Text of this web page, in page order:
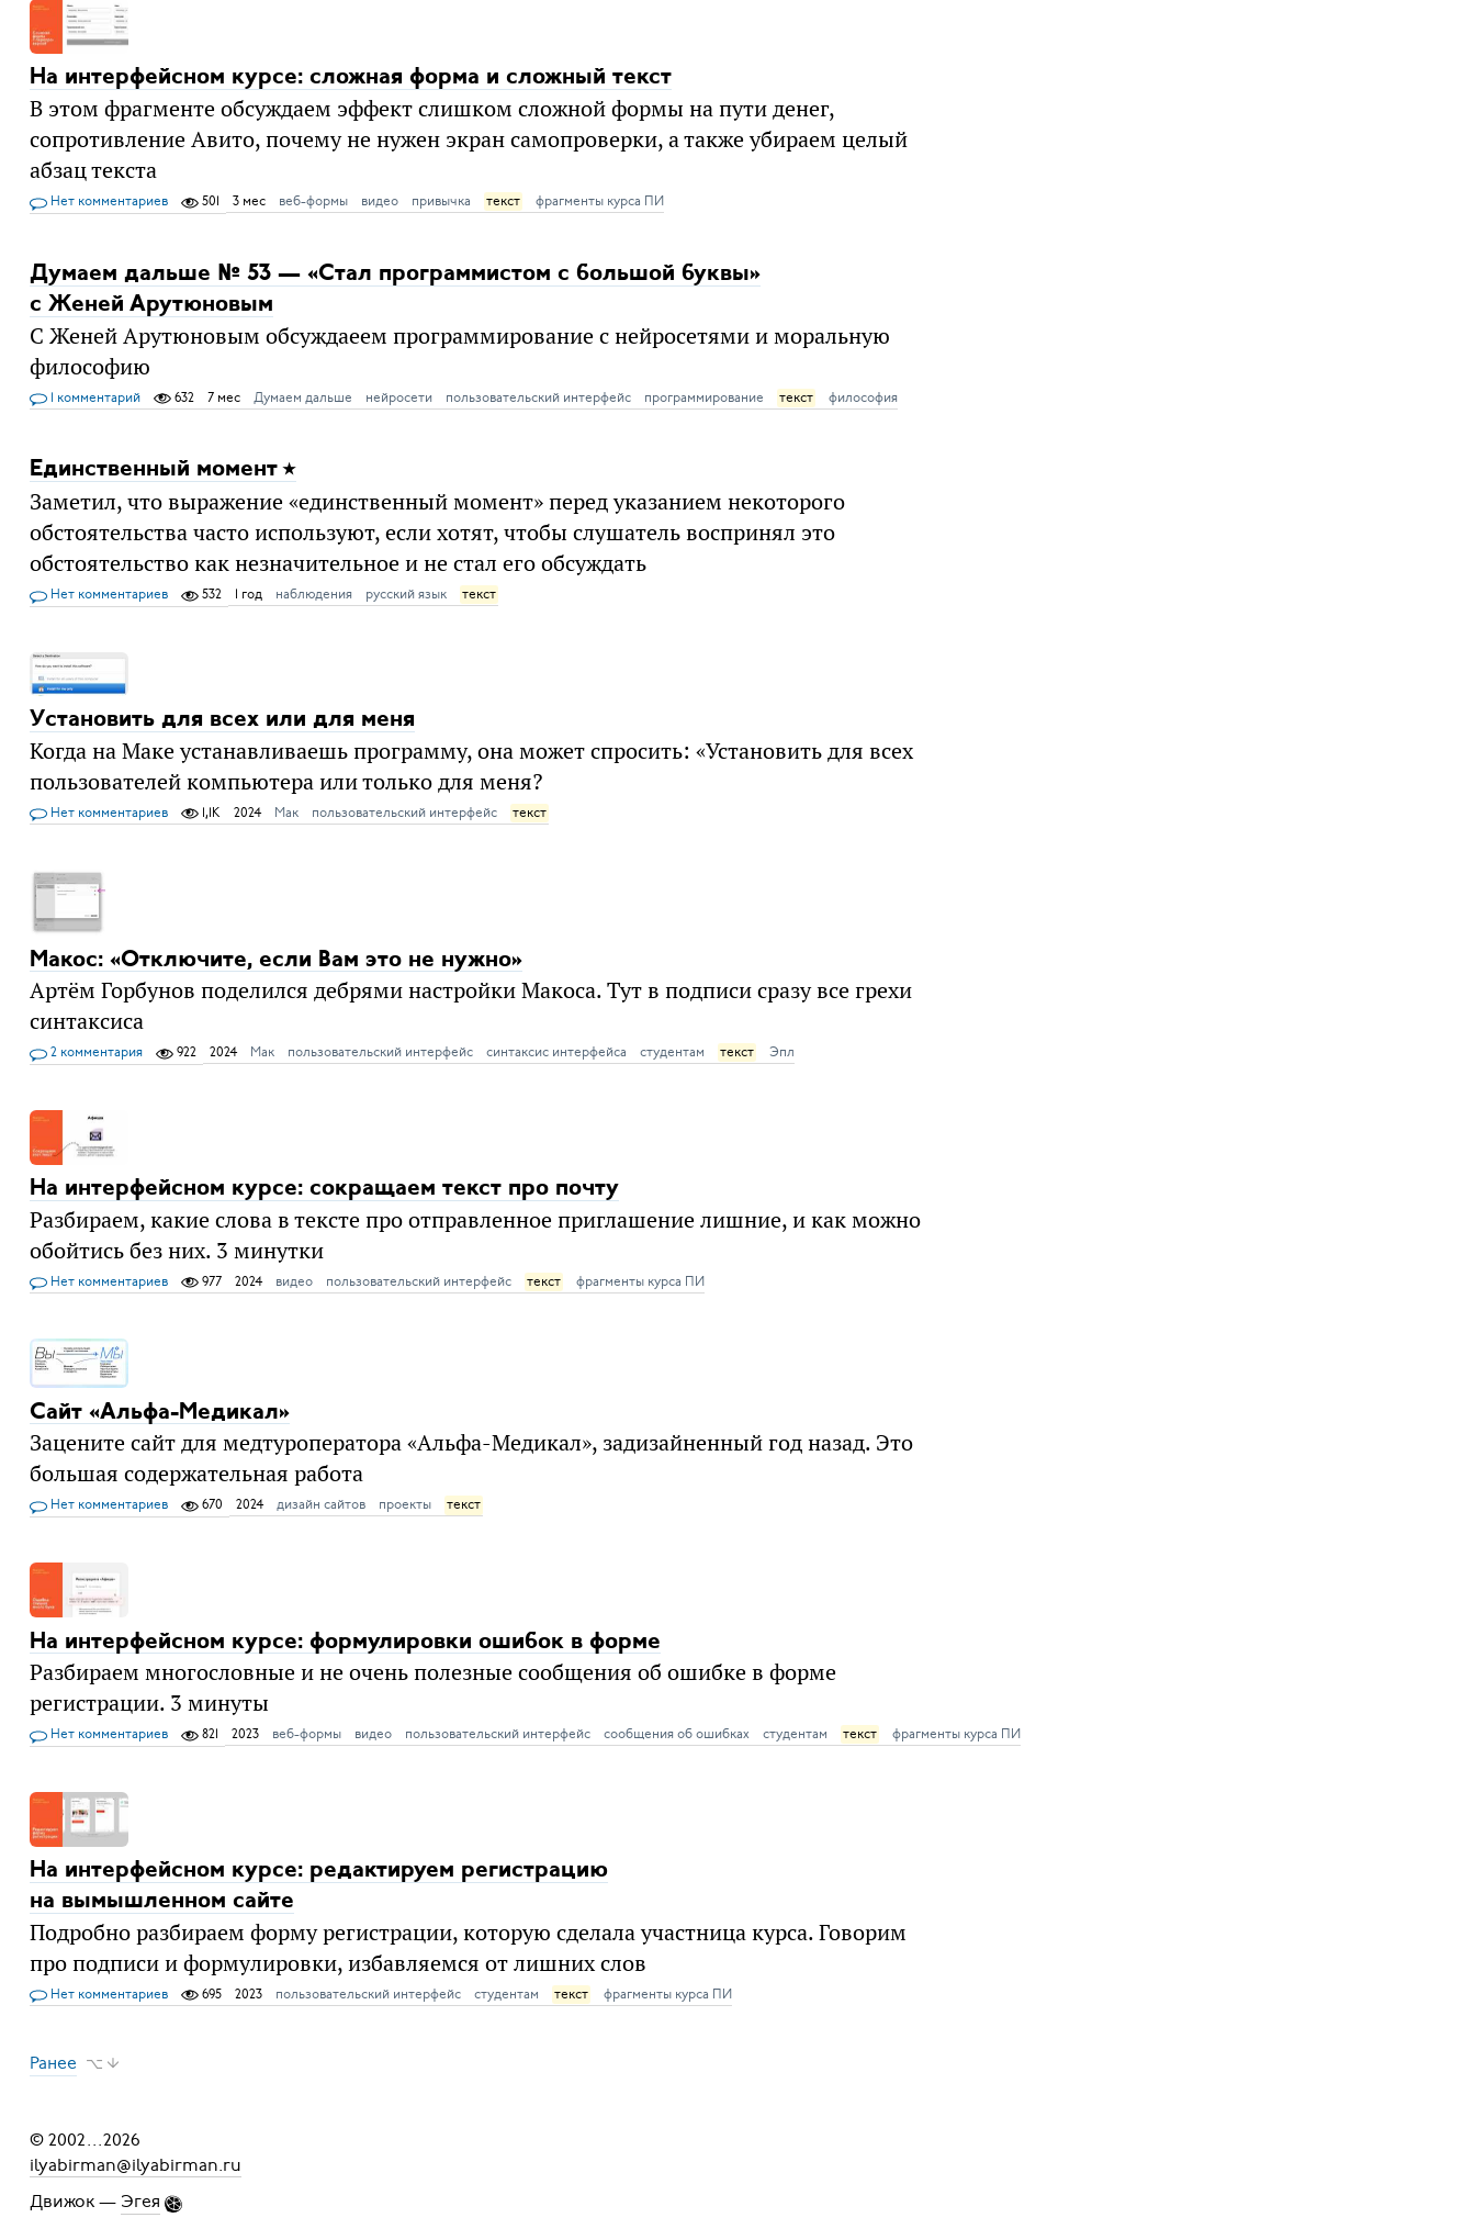
На интерфейсном курсе: сложная форма и сложный текст
В этом фрагменте обсуждаем эффект слишком сложной формы на пути денег,
сопротивление Авито, почему не нужен экран самопроверки, а также убираем целый
абзац текста
Нет комментариев 501 3 мес веб-формы видео привычка текст фрагменты курса ПИ
Думаем дальше № 53 — «Стал программистом с большой буквы»
с Женей Арутюновым
С Женей Арутюновым обсуждаеем программирование с нейросетями и моральную
философию
1 комментарий 632 7 мес Думаем дальше нейросети пользовательский интерфейс программирование текст философия
Единственный момент
Заметил, что выражение «единственный момент» перед указанием некоторого
обстоятельства часто используют, если хотят, чтобы слушатель воспринял это
обстоятельство как незначительное и не стал его обсуждать
Нет комментариев 532 1 год наблюдения русский язык текст
Установить для всех или для меня
Когда на Маке устанавливаешь программу, она может спросить: «Установить для всех
пользователей компьютера или только для меня?
Нет комментариев 1,1K 2024 Мак пользовательский интерфейс текст
Макос: «Отключите, если Вам это не нужно»
Артём Горбунов поделился дебрями настройки Макоса. Тут в подписи сразу все грехи
синтаксиса
2 комментария 922 2024 Мак пользовательский интерфейс синтаксис интерфейса студентам текст Эпл
На интерфейсном курсе: сокращаем текст про почту
Разбираем, какие слова в тексте про отправленное приглашение лишние, и как можно
обойтись без них. 3 минутки
Нет комментариев 977 2024 видео пользовательский интерфейс текст фрагменты курса ПИ
Сайт «Альфа-Медикал»
Зацените сайт для медтуроператора «Альфа-Медикал», задизайненный год назад. Это
большая содержательная работа
Нет комментариев 670 2024 дизайн сайтов проекты текст
На интерфейсном курсе: формулировки ошибок в форме
Разбираем многословные и не очень полезные сообщения об ошибке в форме
регистрации. 3 минуты
Нет комментариев 821 2023 веб-формы видео пользовательский интерфейс сообщения об ошибках студентам текст фрагменты курса ПИ
На интерфейсном курсе: редактируем регистрацию
на вымышленном сайте
Подробно разбираем форму регистрации, которую сделала участница курса. Говорим
про подписи и формулировки, избавляемся от лишних слов
Нет комментариев 695 2023 пользовательский интерфейс студентам текст фрагменты курса ПИ
Ранее ⌥ ↓
© 2002...2026
ilyabirman@ilyabirman.ru
Движок — Эгея